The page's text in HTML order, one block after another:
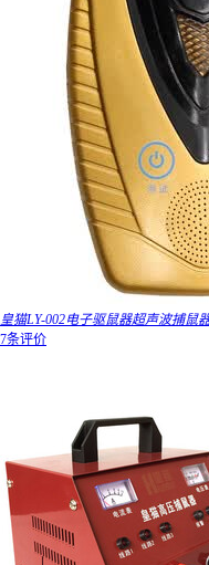
皇猫LY-002电子驱鼠器超声波捕鼠
7条评价